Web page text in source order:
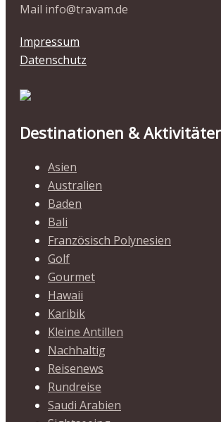
Mail info@travam.de
Impressum
Datenschutz
Destinationen &
Asien
Australien
Baden
Bali
Französisch Polynesien
Golf
Gourmet
Hawaii
Karibik
Kleine Antillen
Nachhaltig
Reisenews
Rundreise
Saudi Arabien